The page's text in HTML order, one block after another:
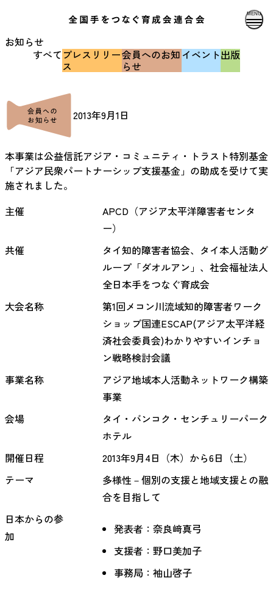
MENU
お知らせ
すべて プレスリリー
ス
会員へのお知
らせ
イベント出版
2013年9月1日
本事業は公益信託アジア・コミュニティ・トラスト特別基金
「アジア民衆パートナーシップ支援基金」の助成を受けて実
施されました。
主催
APCD（アジア太平洋障害者センタ
ー）
共催
タイ知的障害者協会、タイ本人活動グ
ループ「ダオルアン」、社会福祉法人
全日本手をつなぐ育成会
大会名称
第1回メコン川流域知的障害者ワーク
ショップ国連ESCAP(アジア太平洋経
済社会委員会)わかりやすいインチョ
ン戦略検討会議
事業名称
アジア地域本人活動ネットワーク構築
事業
会場
タイ・バンコク・センチュリーパーク
ホテル
開催日程
2013年9月4日（木）から6日（土）
テーマ
多様性－個別の支援と地域支援との融
合を目指して
日本からの参
加
発表者：奈良﨑真弓
支援者：野口美加子
事務局：袖山啓子